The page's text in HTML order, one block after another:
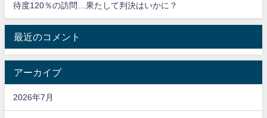
待度120％の訪問…果たして判決はいかに？
最近のコメント
アーカイブ
2026年7月